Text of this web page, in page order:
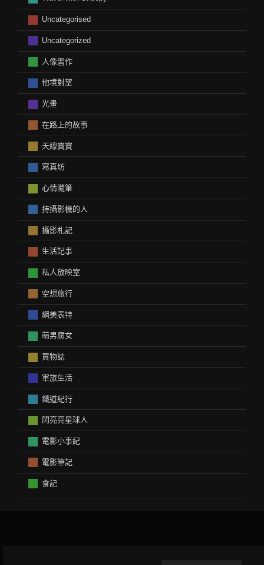
Uncategorised
Uncategorized
人像習作
他境對望
光畫
在路上的故事
天線寶寶
寫真坊
心情隨筆
持攝影機的人
攝影札記
生活記事
私人放映室
空想旅行
網美表特
萌男腐女
買物誌
軍旅生活
鐵道紀行
閃亮亮星球人
電影小事紀
電影筆記
食記